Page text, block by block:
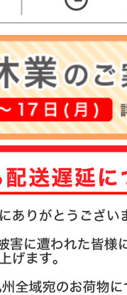
その他
注文履歴
お支払い
よくある